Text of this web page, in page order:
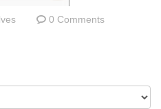
0 Comments